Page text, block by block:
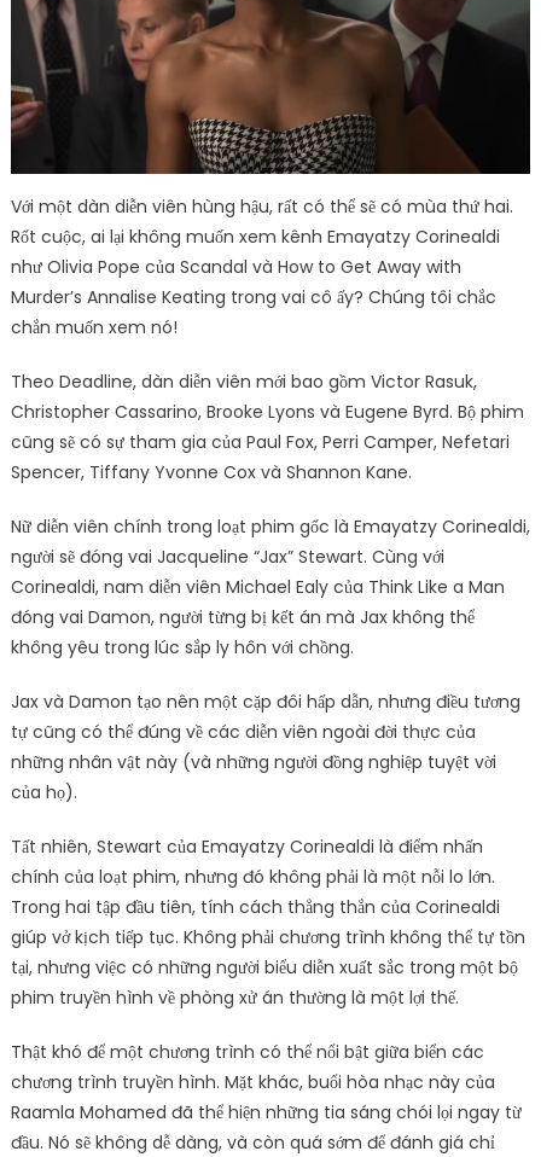
Với một dàn diễn viên hùng hậu, rất có thể sẽ có mùa thứ hai.
Rốt cuộc, ai lại không muốn xem kênh Emayatzy Corinealdi
như Olivia Pope của Scandal và How to Get Away with
Murder’s Annalise Keating trong vai cô ấy? Chúng tôi chắc
chắn muốn xem nó!
Theo Deadline, dàn diễn viên mới bao gồm Victor Rasuk,
Christopher Cassarino, Brooke Lyons và Eugene Byrd. Bộ phim
cũng sẽ có sự tham gia của Paul Fox, Perri Camper, Nefetari
Spencer, Tiffany Yvonne Cox và Shannon Kane.
Nữ diễn viên chính trong loạt phim gốc là Emayatzy Corinealdi,
người sẽ đóng vai Jacqueline “Jax” Stewart. Cùng với
Corinealdi, nam diễn viên Michael Ealy của Think Like a Man
đóng vai Damon, người từng bị kết án mà Jax không thể
không yêu trong lúc sắp ly hôn với chồng.
Jax và Damon tạo nên một cặp đôi hấp dẫn, nhưng điều tương
tự cũng có thể đúng về các diễn viên ngoài đời thực của
những nhân vật này (và những người đồng nghiệp tuyệt vời
của họ).
Tất nhiên, Stewart của Emayatzy Corinealdi là điểm nhấn
chính của loạt phim, nhưng đó không phải là một nỗi lo lớn.
Trong hai tập đầu tiên, tính cách thẳng thắn của Corinealdi
giúp vở kịch tiếp tục. Không phải chương trình không thể tự tồn
tại, nhưng việc có những người biểu diễn xuất sắc trong một bộ
phim truyền hình về phòng xử án thường là một lợi thế.
Thật khó để một chương trình có thể nổi bật giữa biển các
chương trình truyền hình. Mặt khác, buổi hòa nhạc này của
Raamla Mohamed đã thể hiện những tia sáng chói lọi ngay từ
đầu. Nó sẽ không dễ dàng, và còn quá sớm để đánh giá chỉ